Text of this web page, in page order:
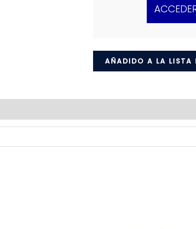
AÑADIDO A LA LISTA